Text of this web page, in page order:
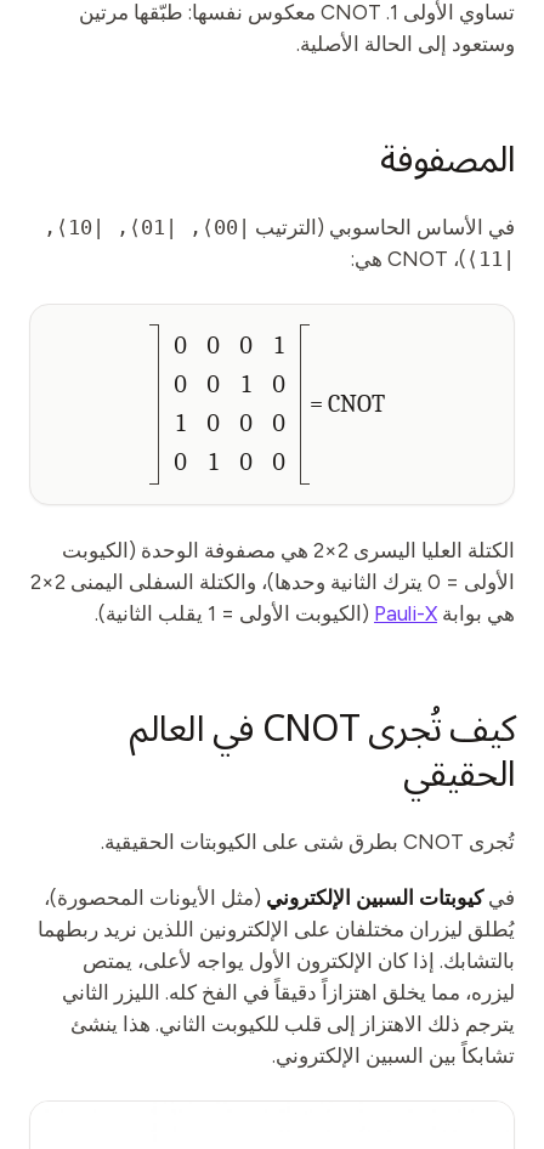
تساوي الأولى 1. CNOT معكوس نفسها: طبّقها مرتين
وستعود إلى الحالة الأصلية.
المصفوفة
في الأساس الحاسوبي (الترتيب
|00⟩, |01⟩, |10⟩,
)، CNOT هي:
CNOT =
1
0
0
0
0
1
0
0
0
0
0
1
0
0
1
0
الكتلة العليا اليسرى 2×2 هي مصفوفة الوحدة (الكيوبت
الأولى = 0 يترك الثانية وحدها)، والكتلة السفلى اليمنى 2×2
هي بوابة Pauli-X (الكيوبت الأولى = 1 يقلب الثانية).
كيف تُجرى CNOT في العالم
الحقيقي
تُجرى CNOT بطرق شتى على الكيوبتات الحقيقية.
فيكيوبتات السبين الإلكتروني (مثل الأيونات المحصورة)،
يُطلق ليزران مختلفان على الإلكترونين اللذين نريد ربطهما
بالتشابك. إذا كان الإلكترون الأول يواجه لأعلى، يمتص
ليزره، مما يخلق اهتزازاً دقيقاً في الفخ كله. الليزر الثاني
يترجم ذلك الاهتزاز إلى قلب للكيوبت الثاني. هذا ينشئ
تشابكاً بين السبين الإلكتروني.